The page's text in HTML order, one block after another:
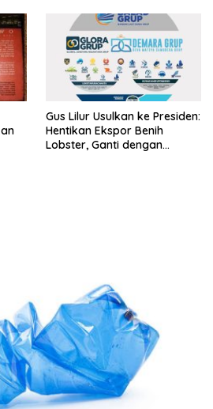
Gus Lilur Usulkan ke Presiden:
Hentikan Ekspor Benih
Lobster, Ganti dengan